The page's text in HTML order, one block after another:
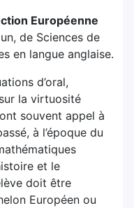
Européenne
de Sciences de
en langue anglaise.
d’oral,
la virtuosité
souvent appel à
à l’époque du
et le
doit être
Européen ou